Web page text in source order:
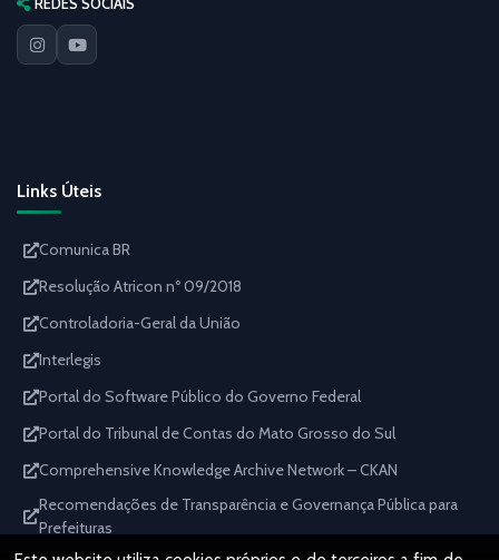
Links Úteis
Comunica BR
Resolução Atricon nº 09/2018
Controladoria-Geral da União
Interlegis
Portal do Software Público do Governo Federal
Portal do Tribunal de Contas do Mato Grosso do Sul
Comprehensive Knowledge Archive Network – CKAN
Recomendações de Transparência e Governança Pública para
Prefeituras